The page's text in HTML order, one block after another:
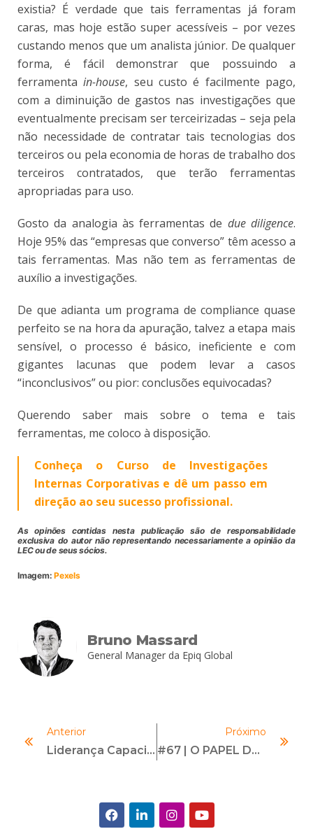
existia? É verdade que tais ferramentas já foram
caras, mas hoje estão super acessíveis – por vezes
custando menos que um analista júnior. De qualquer
forma, é fácil demonstrar que possuindo a
ferramentain-house, seu custo é facilmente pago,
com a diminuição de gastos nas investigações que
eventualmente precisam ser terceirizadas – seja pela
não necessidade de contratar tais tecnologias dos
terceiros ou pela economia de horas de trabalho dos
terceiros contratados, que terão ferramentas
apropriadas para uso.
Gosto da analogia às ferramentas de due diligence.
Hoje 95% das “empresas que converso” têm acesso a
tais ferramentas. Mas não tem as ferramentas de
auxílio a investigações.
De que adianta um programa de compliance quase
perfeito se na hora da apuração, talvez a etapa mais
sensível, o processo é básico, ineficiente e com
gigantes lacunas que podem levar a casos
“inconclusivos” ou pior: conclusões equivocadas?
Querendo saber mais sobre o tema e tais
ferramentas, me coloco à disposição.
Conheça o Curso de Investigações
Internas Corporativas e dê um passo em
direção ao seu sucesso profissional.
As opinões contidas nesta publicação são de responsabilidade
exclusiva do autor não representando necessariamente a opinião da
LEC ou de seus sócios.
Imagem:Pexels
Bruno Massard
General Manager da Epiq Global
Anterior
Liderança Capacitada, O Melhor Caminho Para O ESG
Próximo
#67 | O PAPEL DO CCO EM TEMPOS DE CRISE | Com Isabela Bragança